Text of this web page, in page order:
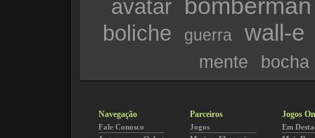
avatar bomberman
boliche guerra wall-e
mente bocha
Navegação
Fale Conosco
Parceiros
Jogos
Jogos
Em